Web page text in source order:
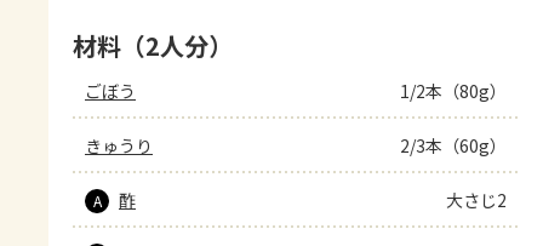
材料（2人分）
ごぼう 1/2本（80g）
きゅうり 2/3本（60g）
A 酢 大さじ2